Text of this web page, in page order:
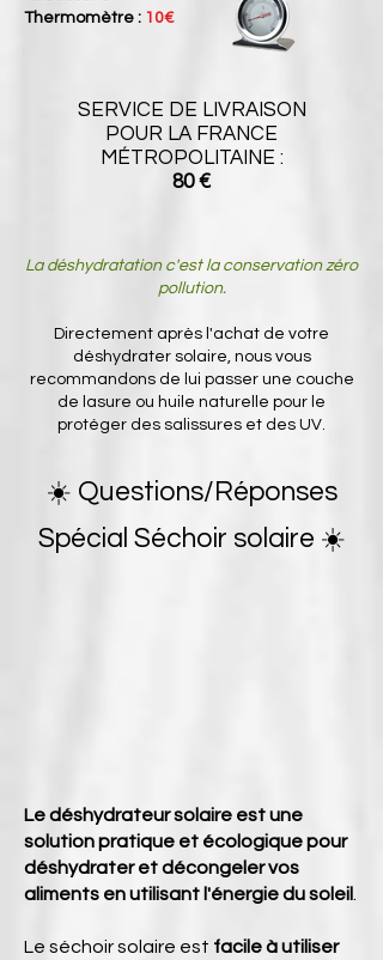
Thermomètre : 10€
SERVICE DE LIVRAISON
POUR LA FRANCE
MÉTROPOLITAINE :
80 €
La déshydratation c'est la conservation zéro
pollution.
Directement après l'achat de votre
déshydrater solaire, nous vous
recommandons de lui passer une couche
de lasure ou huile naturelle pour le
protéger des salissures et des UV.
☀️ Questions/Réponses
Spécial Séchoir solaire ☀️
Ledéshydrateursolaire est une
solution pratique et écologique pour
déshydrater et décongeler vos
aliments en utilisant l'énergie du soleil
Le séchoir solaire est facile à utiliser